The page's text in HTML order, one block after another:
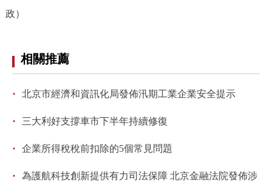
政）
相關推薦
· 北京市經濟和資訊化局發佈汛期工業企業安全提示
· 三大利好支撐車市下半年持續修復
· 企業所得稅稅前扣除的5個常見問題
·
為護航科技創新提供有力司法保障 北京金融法院發佈涉